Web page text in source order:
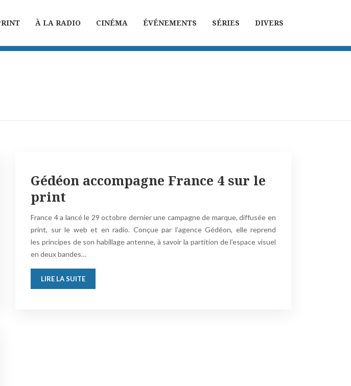
À LA RADIO CINÉMA ÉVÉNEMENTS SÉRIES DIVERS
Gédéon accompagne France 4 sur le
print
France 4 a lancé le 29 octobre dernier une campagne de marque, diffusée en
print, sur le web et en radio. Conçue par l’agence Gédéon, elle reprend
les principes de son habillage antenne, à savoir la partition de l’espace visuel
en deux bandes…
LIRE LA SUITE